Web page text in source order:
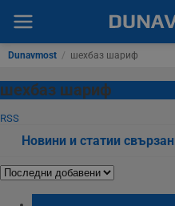
Dunavmost / шехбаз шариф
шехбаз шариф
RSS
Новини и статии